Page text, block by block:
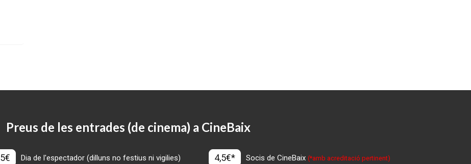
Preus de les entrades (de cinema) a CineBaix
5€ Dia de l'espectador (dilluns no festius ni vigilies) 4,5€* Socis de CineBaix(*amb acreditació pertinent)